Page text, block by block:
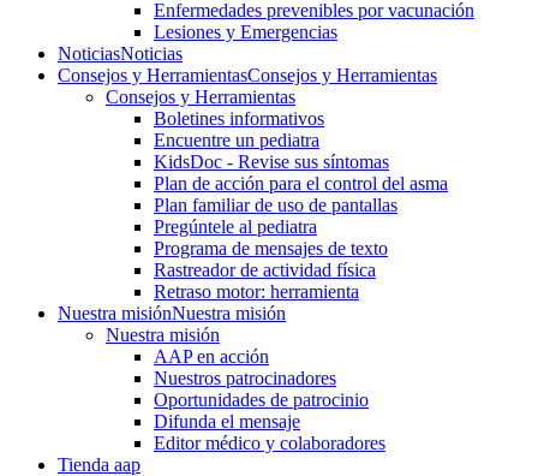
Enfermedades prevenibles por vacunación
Lesiones y Emergencias
NoticiasNoticias
Consejos y HerramientasConsejos y Herramientas
Consejos y Herramientas
Boletines informativos
Encuentre un pediatra
KidsDoc - Revise sus síntomas
Plan de acción para el control del asma
Plan familiar de uso de pantallas
Pregúntele al pediatra
Programa de mensajes de texto
Rastre​​ador de activida​d física
Retraso motor: herramienta
Nuestra misiónNuestra misión
Nuestra misión
AAP en acción
Nuestros patrocinadores
Oportunidades de patrocinio
Difunda el mensaje
Editor médico y colaboradores
Tienda aap